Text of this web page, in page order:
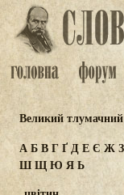
Великий
АБВГҐДЕЄ ЖЗ
ШЩЮЯЬ